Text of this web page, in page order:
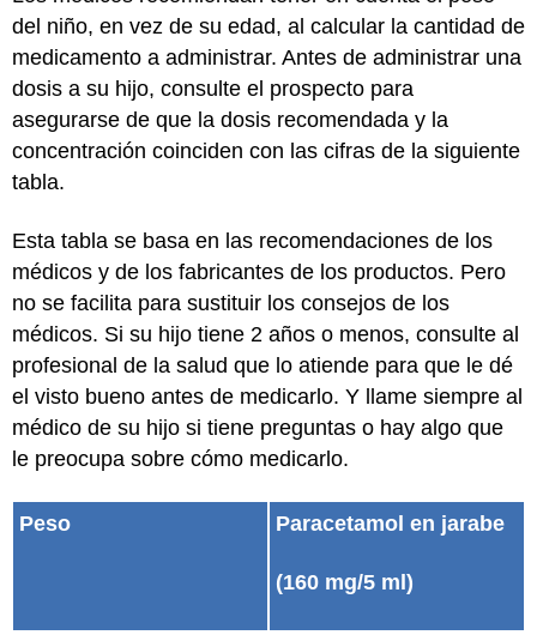
del niño, en vez de su edad, al calcular la cantidad de
medicamento a administrar. Antes de administrar una
dosis a su hijo, consulte el prospecto para
asegurarse de que la dosis recomendada y la
concentración coinciden con las cifras de la siguiente
tabla.
Esta tabla se basa en las recomendaciones de los
médicos y de los fabricantes de los productos. Pero
no se facilita para sustituir los consejos de los
médicos. Si su hijo tiene 2 años o menos, consulte al
profesional de la salud que lo atiende para que le dé
el visto bueno antes de medicarlo. Y llame siempre al
médico de su hijo si tiene preguntas o hay algo que
le preocupa sobre cómo medicarlo.
Peso Paracetamol en jarabe
(160 mg/5 ml)